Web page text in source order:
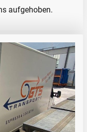
aufgehoben.